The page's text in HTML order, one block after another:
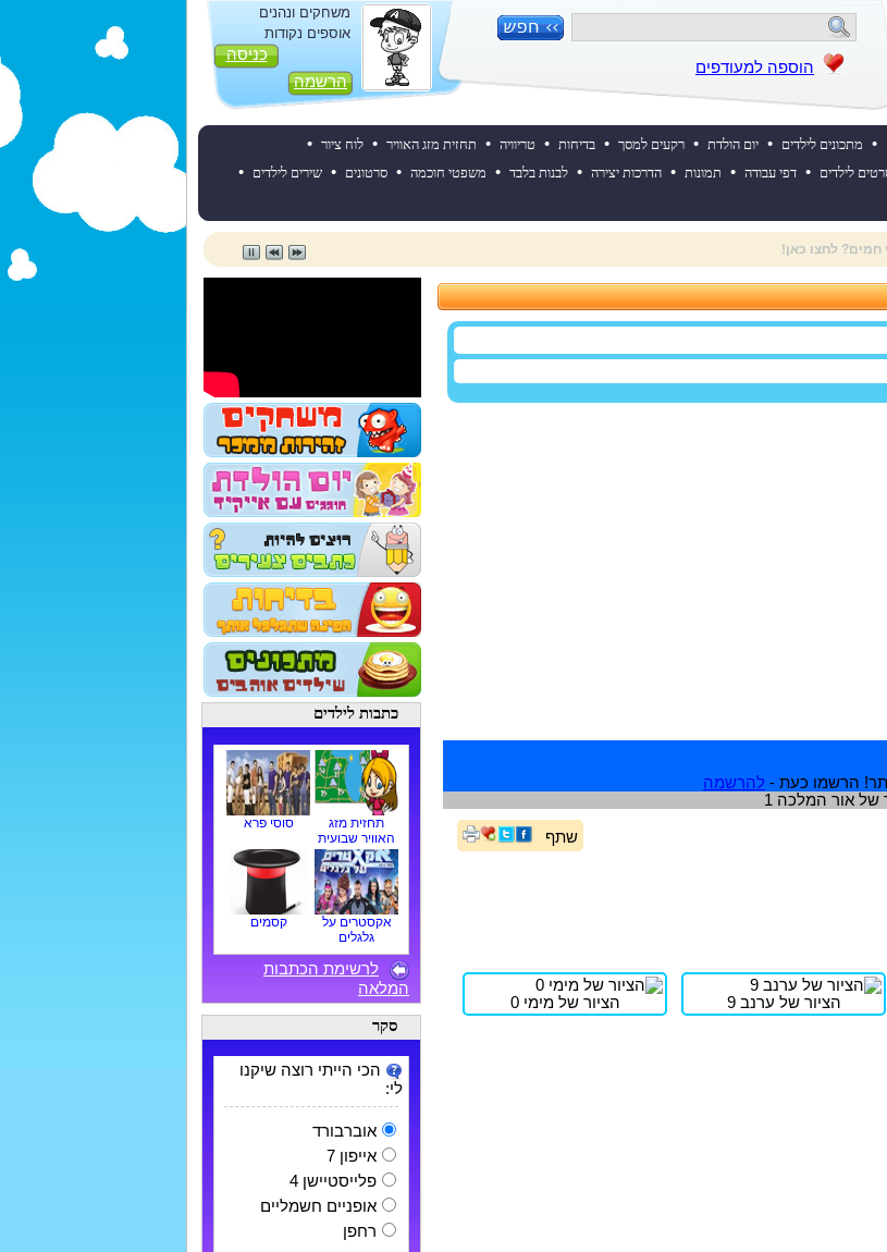
הוספה למעודפים
משחקים ונהנים
אוספים נקודות
כניסה
הרשמה
• מתכונים לילדים • יום הולדת • רקעים למסך • בדיחות • טריוויה • תחזית מזג האוויר • לוח ציור •
לילדים • דפי עבודה • תמונות • הדרכות יצירה • לבנות בלבד • משפטי חוכמה • סרטונים • שירים לילדים •
הרשמו כעת - להרשמה
שתף
הציור של ערנב 9 הציור של מימי 0
כתבות לילדים
תחזית מזג
האוויר שבועית
סוסי פרא
אקסטרים על
גלגלים
קסמים
לרשימת הכתבות
המלאה
סקר
הכי הייתי רוצה שיקנו
לי:
אוברבורד
אייפון 7
פלייסטיישן 4
אופניים חשמליים
רחפן